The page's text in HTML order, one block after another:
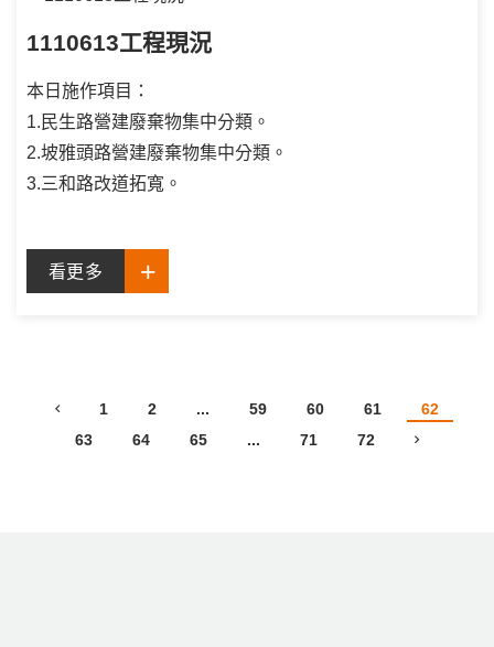
1110613工程現況
本日施作項目：
1.民生路營建廢棄物集中分類。
2.坡雅頭路營建廢棄物集中分類。
3.三和路改道拓寬。
看更多
1 2 ... 59 60 61
62
63
64 65 ... 71 72